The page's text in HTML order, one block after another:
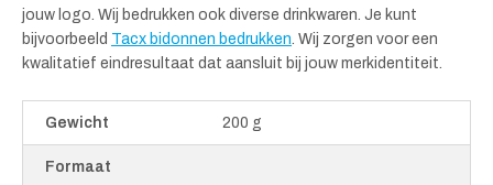
jouw logo. Wij bedrukken ook diverse drinkwaren. Je kunt
bijvoorbeeld Tacx bidonnen bedrukken . Wij zorgen voor een
kwalitatief eindresultaat dat aansluit bij jouw merkidentiteit.
Gewicht 200 g
Formaat